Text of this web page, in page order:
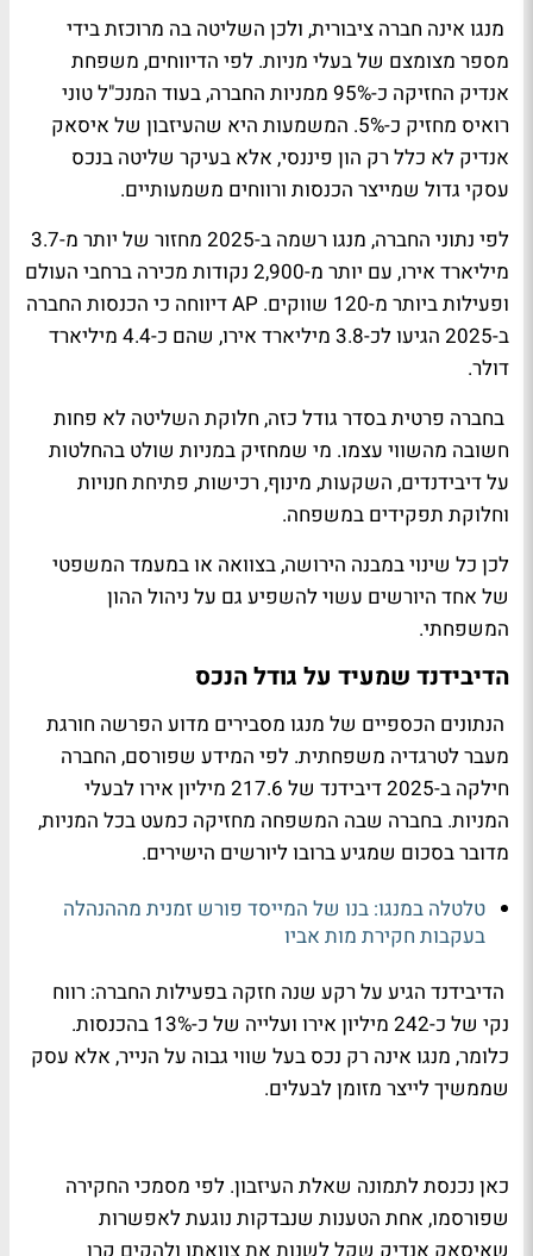
מנגו אינה חברה ציבורית, ולכן השליטה בה מרוכזת בידי
מספר מצומצם של בעלי מניות. לפי הדיווחים, משפחת
אנדיק החזיקה כ-95% ממניות החברה, בעוד המנכ"ל טוני
רואיס מחזיק כ-5%. המשמעות היא שהעיזבון של איסאק
אנדיק לא כלל רק הון פיננסי, אלא בעיקר שליטה בנכס
עסקי גדול שמייצר הכנסות ורווחים משמעותיים.
לפי נתוני החברה, מנגו רשמה ב-2025 מחזור של יותר מ-3.7
מיליארד אירו, עם יותר מ-2,900 נקודות מכירה ברחבי העולם
ופעילות ביותר מ-120 שווקים. AP דיווחה כי הכנסות החברה
ב-2025 הגיעו לכ-3.8 מיליארד אירו, שהם כ-4.4 מיליארד
דולר.
בחברה פרטית בסדר גודל כזה, חלוקת השליטה לא פחות
חשובה מהשווי עצמו. מי שמחזיק במניות שולט בהחלטות
על דיבידנדים, השקעות, מינוף, רכישות, פתיחת חנויות
וחלוקת תפקידים במשפחה.
לכן כל שינוי במבנה הירושה, בצוואה או במעמד המשפטי
של אחד היורשים עשוי להשפיע גם על ניהול ההון
המשפחתי.
הדיבידנד שמעיד על גודל הנכס
הנתונים הכספיים של מנגו מסבירים מדוע הפרשה חורגת
מעבר לטרגדיה משפחתית. לפי המידע שפורסם, החברה
חילקה ב-2025 דיבידנד של 217.6 מיליון אירו לבעלי
המניות. בחברה שבה המשפחה מחזיקה כמעט בכל המניות,
מדובר בסכום שמגיע ברובו ליורשים הישירים.
טלטלה במנגו: בנו של המייסד פורש זמנית מההנהלה
בעקבות חקירת מות אביו
הדיבידנד הגיע על רקע שנה חזקה בפעילות החברה: רווח
נקי של כ-242 מיליון אירו ועלייה של כ-13% בהכנסות.
כלומר, מנגו אינה רק נכס בעל שווי גבוה על הנייר, אלא עסק
שממשיך לייצר מזומן לבעלים.
כאן נכנסת לתמונה שאלת העיזבון. לפי מסמכי החקירה
שפורסמו, אחת הטענות שנבדקות נוגעת לאפשרות